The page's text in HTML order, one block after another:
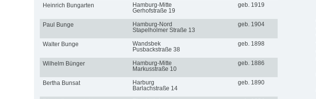
Heinrich Bungarten
Hamburg-Mitte
Gerhofstraße 19
geb. 1919
Paul Bunge
Hamburg-Nord
Stapelholmer Straße 13
geb. 1904
Walter Bunge
Wandsbek
Pusbackstraße 38
geb. 1898
Wilhelm Bünger
Hamburg-Mitte
Markusstraße 10
geb. 1886
Bertha Bunsat
Harburg
Barlachstraße 14
geb. 1890